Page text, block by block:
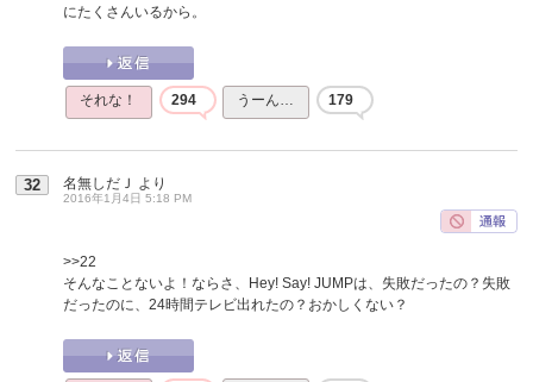
にたくさんいるから。
それな！ 294 うーん… 179
32 名無しだＪ より
2016年1月4日 5:18 PM
>>22
そんなことないよ！ならさ、Hey! Say! JUMPは、失敗だったの？失敗
だったのに、24時間テレビ出れたの？おかしくない？